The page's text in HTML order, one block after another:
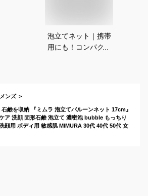
泡立てネット｜携帯
用にも！コンパクト
メンズ
鹸を収納 『ミムラ 泡立てバルーンネット 17cm』
ア 洗顔 固形石鹸 泡立て 濃密泡 bubble もっちり
顔用 ボディ用 敏感肌 MIMURA 30代 40代 50代 女